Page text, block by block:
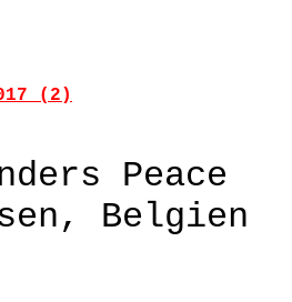
(2)
Peace
Belgien